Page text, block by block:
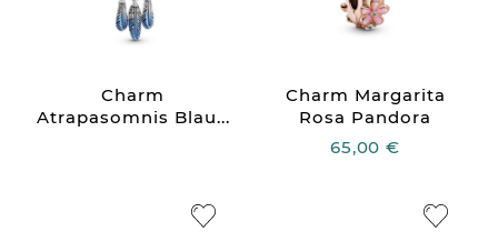
Charm
Atrapasomnis Blau...
Charm Margarita
Rosa Pandora
65,00 €